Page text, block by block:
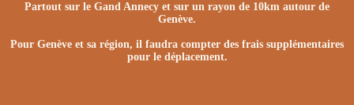
Partout sur le Gand Annecy et sur un rayon de 10km autour de
Genève.
Pour Genève et sa région, il faudra compter des frais supplémentaires
pour le déplacement.